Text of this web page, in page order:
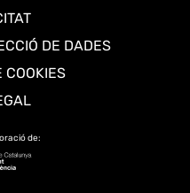
DE DADES
COOKIES
de: